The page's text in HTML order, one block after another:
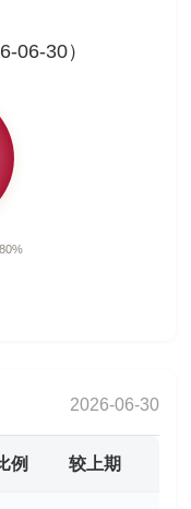
06-30）
2026-06-30
例 较上期